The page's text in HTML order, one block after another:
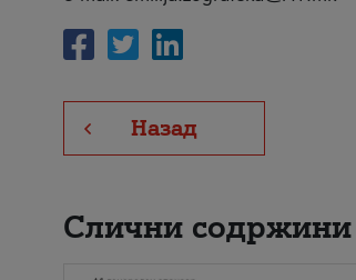
Назад
Слични содржини